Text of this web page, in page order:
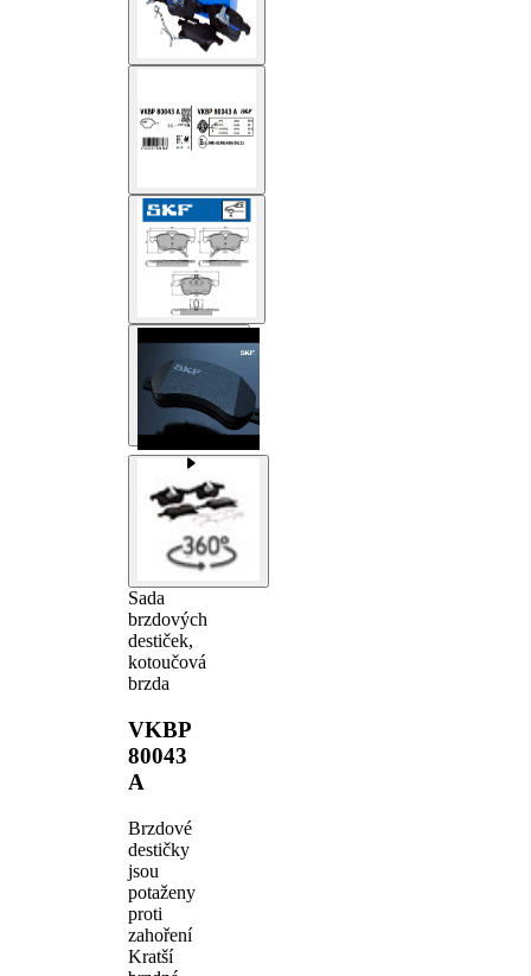
Sada
brzdových
destiček,
kotoučová
brzda
VKBP
80043
A
Brzdové
destičky
jsou
potaženy
proti
zahoření
Kratší